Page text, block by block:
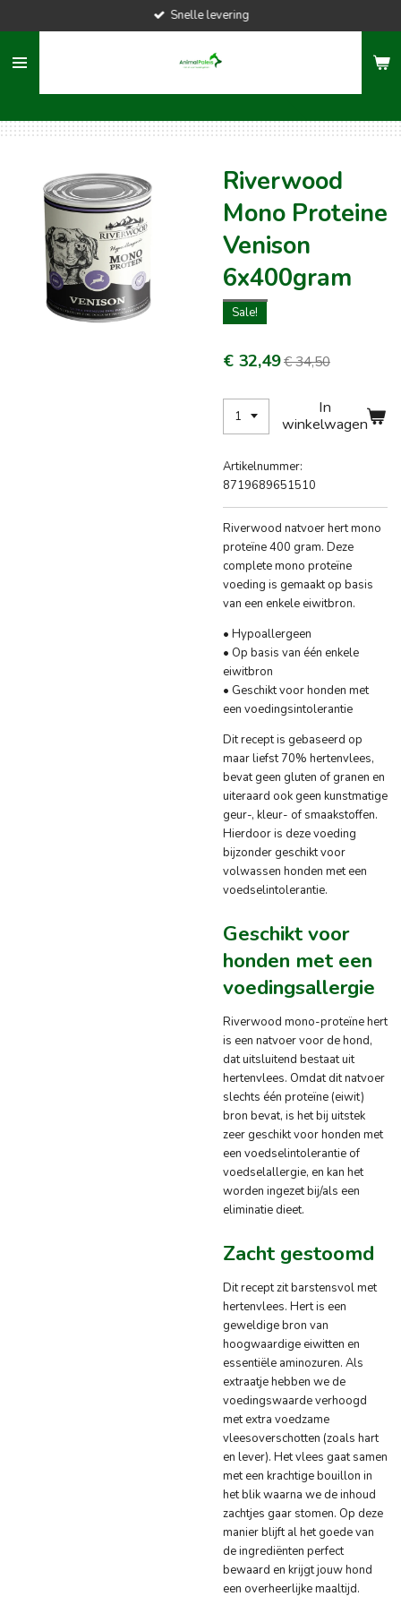
naar
hoofdinhoud
Snelle levering
Riverwood
Mono Proteine
Venison
6x400gram
Sale!
€ 32,49€ 34,50
In
winkelwagen
Artikelnummer:
8719689651510
Riverwood natvoer hert mono
proteïne 400 gram. Deze
complete mono proteïne
voeding is gemaakt op basis
van een enkele eiwitbron.
• Hypoallergeen
• Op basis van één enkele
eiwitbron
• Geschikt voor honden met
een voedingsintolerantie
Dit recept is gebaseerd op
maar liefst 70% hertenvlees,
bevat geen gluten of granen en
uiteraard ook geen kunstmatige
geur-, kleur- of smaakstoffen.
Hierdoor is deze voeding
bijzonder geschikt voor
volwassen honden met een
voedselintolerantie.
Geschikt voor
honden met een
voedingsallergie
Riverwood mono-proteïne hert
is een natvoer voor de hond,
dat uitsluitend bestaat uit
hertenvlees. Omdat dit natvoer
slechts één proteïne (eiwit)
bron bevat, is het bij uitstek
zeer geschikt voor honden met
een voedselintolerantie of
voedselallergie, en kan het
worden ingezet bij/als een
eliminatie dieet.
Zacht gestoomd
Dit recept zit barstensvol met
hertenvlees. Hert is een
geweldige bron van
hoogwaardige eiwitten en
essentiële aminozuren. Als
extraatje hebben we de
voedingswaarde verhoogd
met extra voedzame
vleesoverschotten (zoals hart
en lever). Het vlees gaat samen
met een krachtige bouillon in
het blik waarna we de inhoud
zachtjes gaar stomen. Op deze
manier blijft al het goede van
de ingrediënten perfect
bewaard en krijgt jouw hond
een overheerlijke maaltijd.